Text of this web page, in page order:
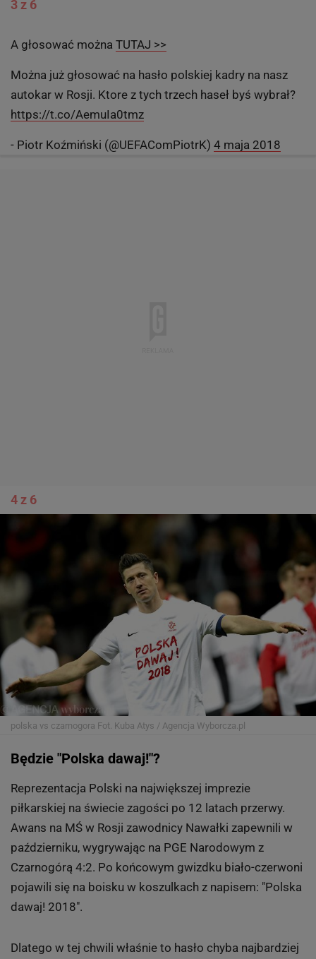
3 z 6
A głosować można TUTAJ >>
Można już głosować na hasło polskiej kadry na nasz
autokar w Rosji. Ktore z tych trzech haseł byś wybrał?
https://t.co/AemuIa0tmz
- Piotr Koźmiński (@UEFAComPiotrK) 4 maja 2018
4 z 6
polska vs czarnogora Fot. Kuba Atys / Agencja Wyborcza.pl
Będzie "Polska dawaj!"?
Reprezentacja Polski na największej imprezie
piłkarskiej na świecie zagości po 12 latach przerwy.
Awans na MŚ w Rosji zawodnicy Nawałki zapewnili w
październiku, wygrywając na PGE Narodowym z
Czarnogórą 4:2. Po końcowym gwizdku biało-czerwoni
pojawili się na boisku w koszulkach z napisem: "Polska
dawaj! 2018".
Dlatego w tej chwili właśnie to hasło chyba najbardziej